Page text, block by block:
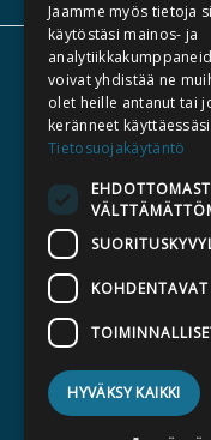
Jaamme myös tietoja
käytöstäsi mainos- ja
voivat yhdistää ne
olet heille antanut tai
keränneet
Tietosuojakäytäntö
KOHDENTAVAT
HYVÄKSY KAIKKI